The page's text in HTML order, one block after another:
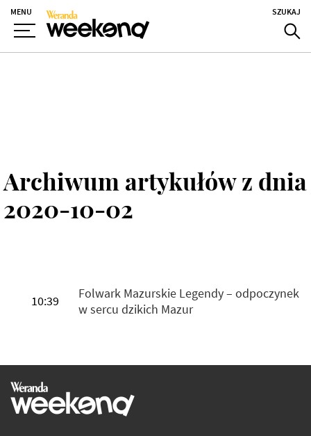
MENU SZUKAJ
Archiwum artykułów z dnia
2020-10-02
10:39
Folwark Mazurskie Legendy – odpoczynek
w sercu dzikich Mazur